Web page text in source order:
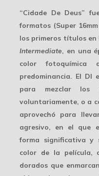
“Cidade De Deus”
formatos (Super
los primeros títulos en
Intermediate, en una
color fotoquímica
predominancia. El DI
para mezclar los
voluntariamente, o a
aprovechó para
agresivo, en el que
forma significativa y
color de la película,
dorados que